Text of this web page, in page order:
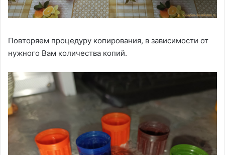
Повторяем процедуру копирования, в зависимости от
нужного Вам количества копий.